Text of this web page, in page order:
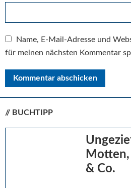
Name, E-Mail-Adresse und
für meinen nächsten Kommentar
Seitenspalte
// BUCHTIPP
& Co.